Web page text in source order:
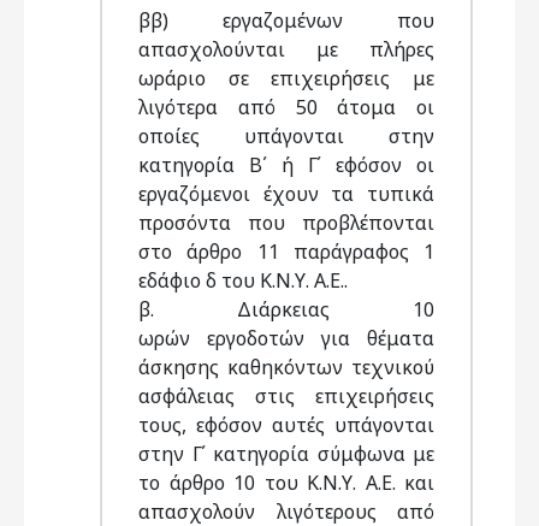
ββ) εργαζομένων που
απασχολούνται με πλήρες
ωράριο σε επιχειρήσεις με
λιγότερα από 50 άτομα οι
οποίες υπάγονται στην
κατηγορία Β΄ ή Γ΄ εφόσον οι
εργαζόμενοι έχουν τα τυπικά
προσόντα που προβλέπονται
στο άρθρο 11 παράγραφος 1
εδάφιο δ του Κ.Ν.Υ. Α.Ε..
β. Διάρκειας 10
ωρών εργοδοτών για θέματα
άσκησης καθηκόντων τεχνικού
ασφάλειας στις επιχειρήσεις
τους, εφόσον αυτές υπάγονται
στην Γ΄ κατηγορία σύμφωνα με
το άρθρο 10 του Κ.Ν.Υ. Α.Ε. και
απασχολούν λιγότερους από